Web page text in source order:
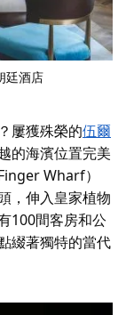
廷酒店
屢獲殊榮的伍爾
的海濱位置完美
Wharf）
，伸入皇家植物
100間客房和公
綴著獨特的當代